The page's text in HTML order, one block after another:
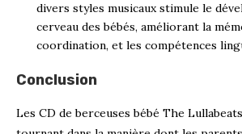
divers styles musicaux stimule le
cerveau des bébés, améliorant la
coordination, et les compétences
Conclusion
Les CD de berceuses bébé The